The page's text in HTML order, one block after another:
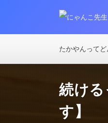
たかやんってど
続け
す】